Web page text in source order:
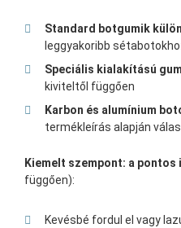
Standard botgumik
leggyakoribb
Speciális kialakítású
kiviteltől függően
Karbon és alumínium
termékleírás alapján
Kiemelt szempont: a
függően):
Kevésbé fordul el vagy